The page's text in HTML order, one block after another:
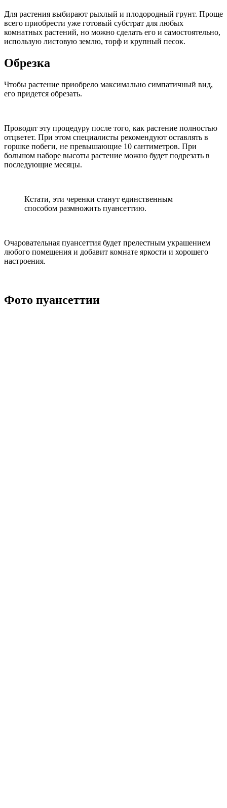
Для растения выбирают рыхлый и плодородный грунт. Проще
всего приобрести уже готовый субстрат для любых
комнатных растений, но можно сделать его и самостоятельно,
использую листовую землю, торф и крупный песок.
Обрезка
Чтобы растение приобрело максимально симпатичный вид,
его придется обрезать.
Проводят эту процедуру после того, как растение полностью
отцветет. При этом специалисты рекомендуют оставлять в
горшке побеги, не превышающие 10 сантиметров. При
большом наборе высоты растение можно будет подрезать в
последующие месяцы.
Кстати, эти черенки станут единственным
способом размножить пуансеттию.
Очаровательная пуансеттия будет прелестным украшением
любого помещения и добавит комнате яркости и хорошего
настроения.
Фото пуансеттии